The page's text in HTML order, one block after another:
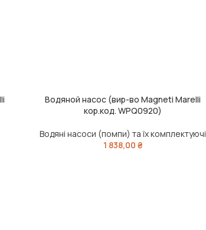
ЧИТАТИ ДАЛІ
Водяной насос (вир-во Magneti Marelli
кор.код. WPQ0920)
Водяні насоси (помпи) та їх комплектуючі
1 838,00 ₴